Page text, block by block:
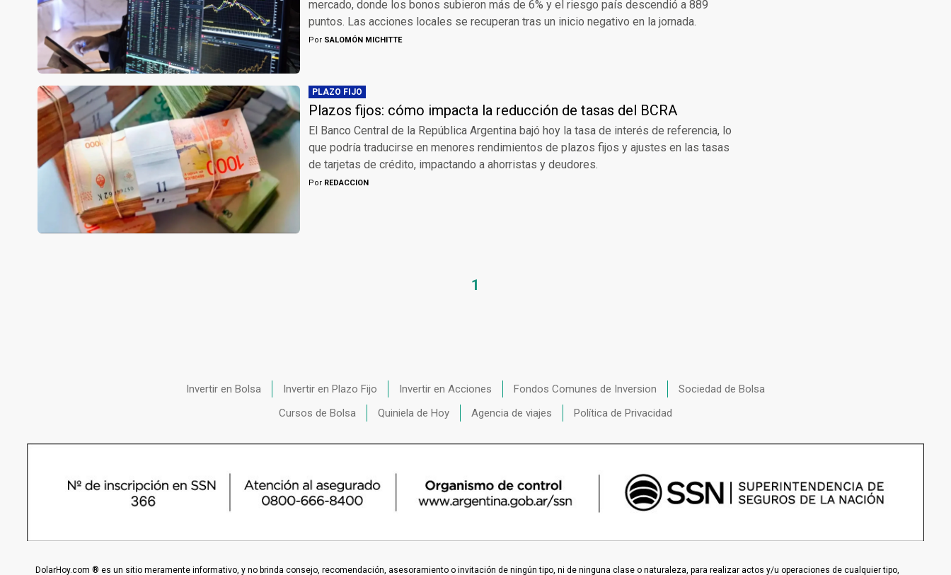
mercado, donde los bonos subieron más de 6% y el riesgo país descendió a 889
puntos. Las acciones locales se recuperan tras un inicio negativo en la jornada.
Por SALOMÓN MICHITTE
PLAZO FIJO
Plazos fijos: cómo impacta la reducción de tasas del BCRA
El Banco Central de la República Argentina bajó hoy la tasa de interés de referencia, lo
que podría traducirse en menores rendimientos de plazos fijos y ajustes en las tasas
de tarjetas de crédito, impactando a ahorristas y deudores.
Por REDACCION
1
Invertir en Bolsa Invertir en Plazo Fijo Invertir en Acciones Fondos Comunes de Inversion
Sociedad de Bolsa
Cursos de Bolsa
Quiniela de Hoy Agencia de viajes Política de Privacidad
DolarHoy.com ® es un sitio meramente informativo, y no brinda consejo, recomendación, asesoramiento o invitación de ningún tipo, ni de ninguna clase o naturaleza, para realizar actos y/u operaciones de cualquier tipo,